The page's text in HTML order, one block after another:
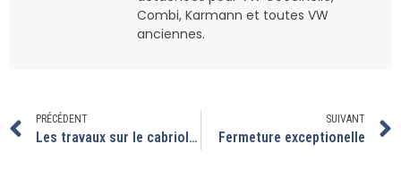
Combi, Karmann et toutes VW
anciennes.
PRÉCÉDENT
Les travaux sur le cabriolet avance..
SUIVANT
Fermeture exceptionelle